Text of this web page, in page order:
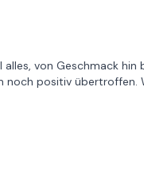
von Geschmack
noch positiv übertroffen.